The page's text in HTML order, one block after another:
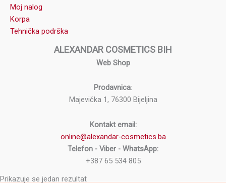
Prikazuje se jedan rezultat
Moj nalog
Korpa
Tehnička podrška
ALEXANDAR COSMETICS BIH
Web Shop
Prodavnica:
Majevička 1, 76300 Bijeljina
Kontakt email:
online@alexandar-cosmetics.ba
Telefon - Viber - WhatsApp:
+387 65 534 805